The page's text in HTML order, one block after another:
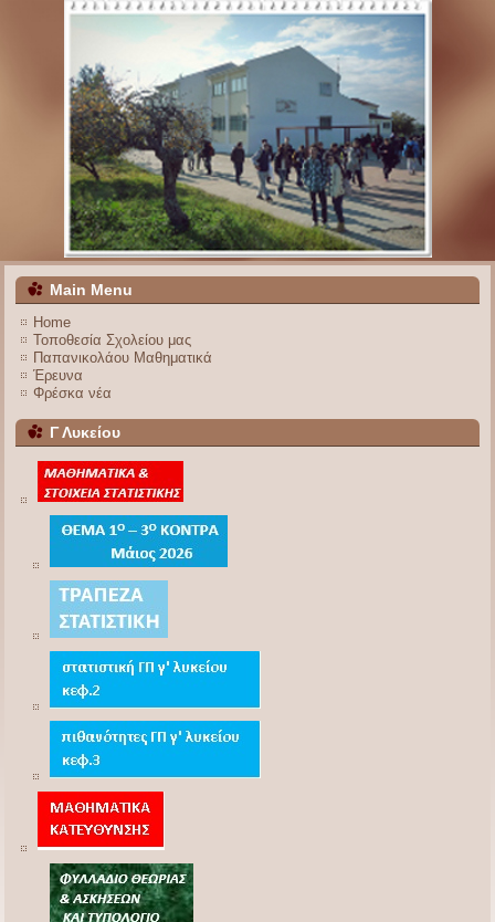
Main Menu
Home
Τοποθεσία Σχολείου μας
Παπανικολάου Μαθηματικά
Έρευνα
Φρέσκα νέα
Γ Λυκείου